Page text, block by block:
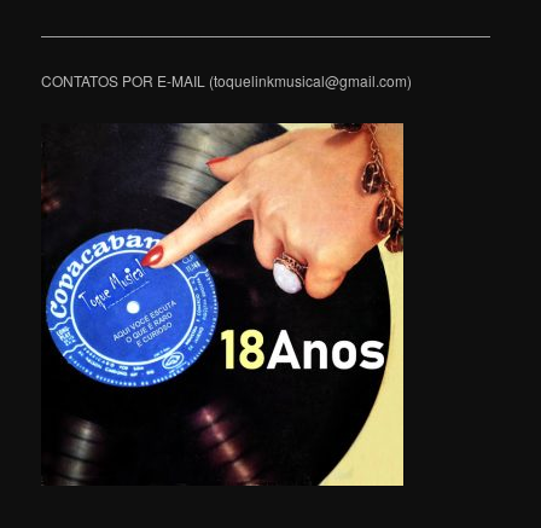
———————————————————————————————
CONTATOS POR E-MAIL (toquelinkmusical@gmail.com)